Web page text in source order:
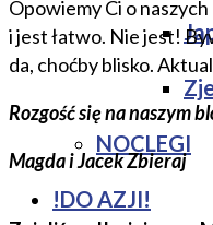
NOCLEGI
!DO AZJI!
Opowiemy Ci o
i jest łatwo. Nie jest!
da, choćby blisko.
Rozgość się na naszym
Magda i Jacek Zbieraj